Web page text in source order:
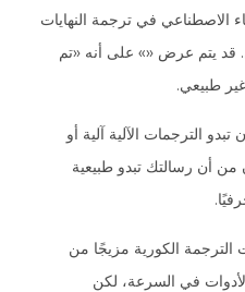
الاصطناعي في ترجمة النهايات
قد يتم عرض «» على أنه «تم
طبيعي.
الترجمات الآلية آلية أو
من أن رسالتك تبدو طبيعية
الكورية مزيجًا من
في السرعة، لكن